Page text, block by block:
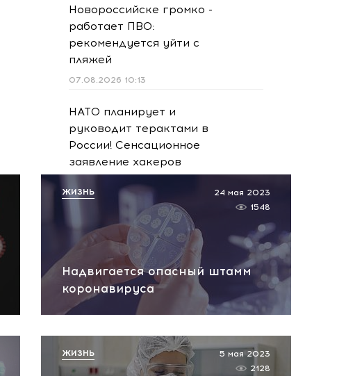
Новороссийске громко -
работает ПВО:
рекомендуется уйти с
пляжей
07.08.2026 10:13
НАТО планирует и
руководит терактами в
России! Сенсационное
заявление хакеров
Надвигается опасный штамм
коронавируса
24 мая 2023
1548
ЖИЗНЬ
5 мая 2023
2128
ЖИЗНЬ